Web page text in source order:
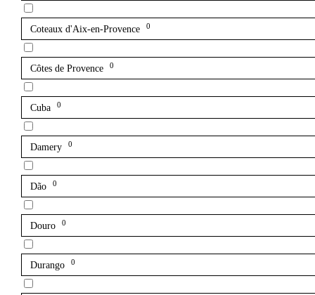
Coteaux d'Aix-en-Provence 0
Côtes de Provence 0
Cuba 0
Damery 0
Dão 0
Douro 0
Durango 0